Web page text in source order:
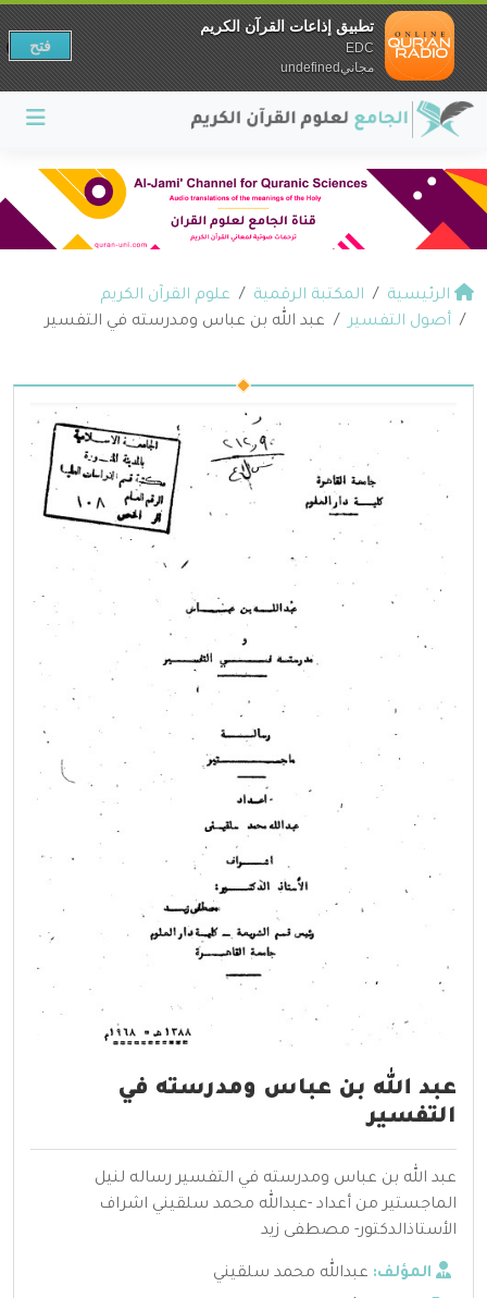
الرئيسية المكتبة الرقمية
علوم القرآن الكريم
أصول التفسير
عبد الله بن عباس ومدرسته في التفسير
عبد الله بن عباس ومدرسته في
التفسير
عبد الله بن عباس ومدرسته في التفسير رساله لنيل
الماجستير من أعداد -عبدالله محمد سلقيني اشراف
الأستاذالدكتور- مصطفى زيد
المؤلف: عبدالله محمد سلقيني
تطبيق إذاعات القرآن الكريم
EDC
مجانيundefined
فتح